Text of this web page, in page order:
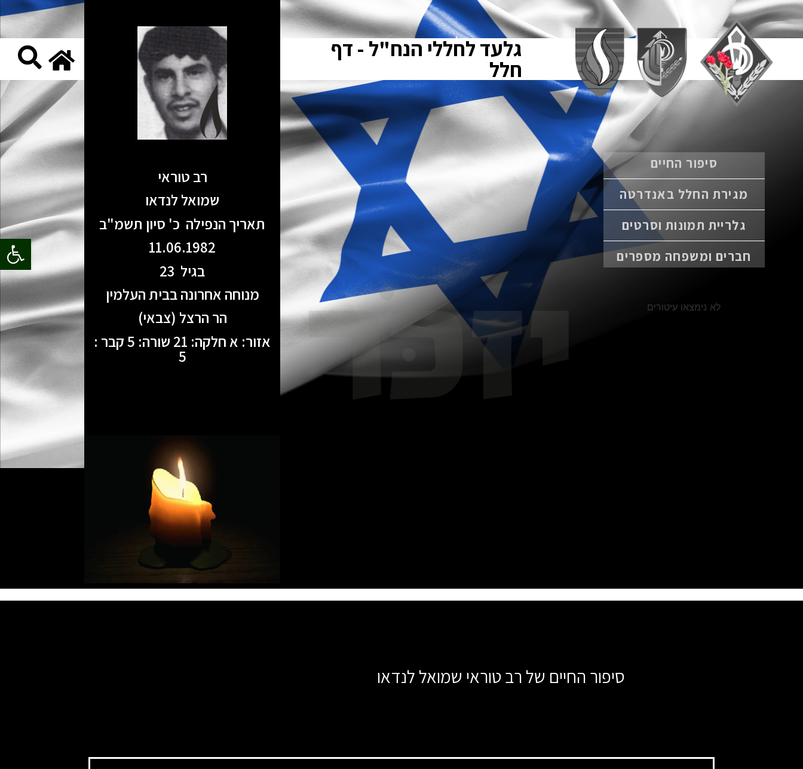
פתח
גלעד לחללי הנח"ל - דף
חלל
סיפור החיים
מגירת החלל באנדרטה
גלריית תמונות וסרטים
חברים ומשפחה מספרים
לא נימצאו עיטורים
רב טוראי
שמואל לנדאו
תאריך הנפילה כ' סיון תשמ"ב
11.06.1982
בגיל 23
מנוחה אחרונה בבית העלמין
הר הרצל (צבאי)
אזור: א חלקה: 21 שורה: 5 קבר :
5
סיפור החיים של רב טוראי שמואל לנדאו